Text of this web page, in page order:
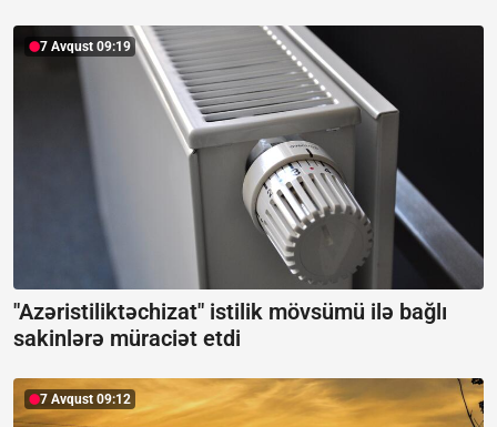
7 Avqust 09:19
"Azəristiliktəchizat" istilik mövsümü ilə bağlı
sakinlərə müraciət etdi
7 Avqust 09:12